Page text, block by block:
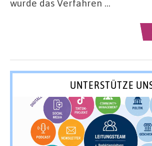
wurde das Verfahren …
UNTERSTÜTZE